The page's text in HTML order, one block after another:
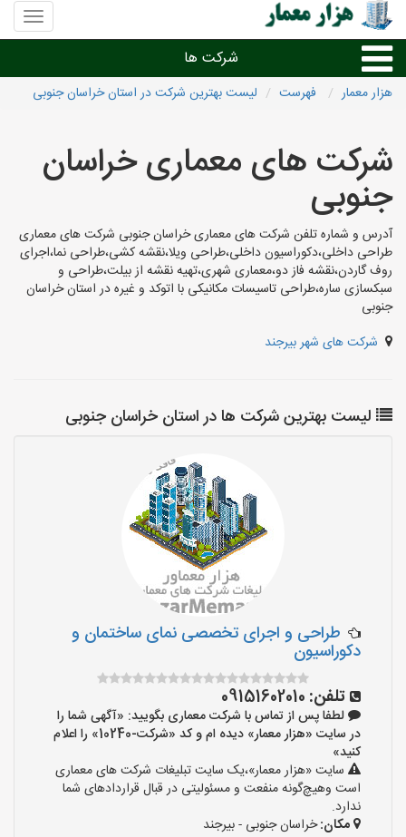
منوی
سایت
معمار
شرکت ها
دیگر امور معماری
شرکت های معماری شهرها
هزار معمار فهرست لیست بهترین شرکت در استان خراسان جنوبی
شرکت های معماری خراسان
جنوبی
آدرس و شماره تلفن شرکت های معماری خراسان جنوبی شرکت های معماری
طراحی داخلی،دکوراسیون داخلی،طراحی ویلا،نقشه کشی،طراحی نما،اجرای
روف گاردن،نقشه فاز دو،معماری شهری،تهیه نقشه از بیلت،طراحی و
سبکسازی ساره،طراحی تاسیسات مکانیکی با اتوکد و غیره در استان خراسان
جنوبی
شرکت های شهر بیرجند
لیست بهترین شرکت ها در استان خراسان جنوبی
طراحی و اجرای تخصصی نمای ساختمان و
دکوراسیون
تلفن: 09151602010
لطفا پس از تماس با شرکت معماری بگویید: «آگهی شما را
در سایت «هزار معمار» دیده ام و کد «شرکت-10240» را اعلام
کنید»
سایت «هزار معمار»،یک سایت تبلیغات شرکت های معماری
است وهیچ‌گونه منفعت و مسئولیتی در قبال قراردادهای شما
ندارد.
مکان:خراسان جنوبی - بیرجند